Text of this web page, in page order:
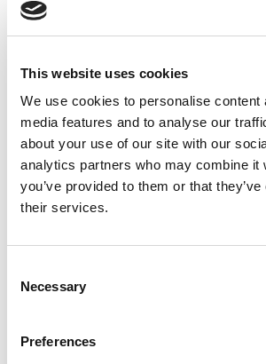
This website uses cookies
We use cookies to personalise
media features and to analyse our
about your use of our site with our
analytics partners who may combine it
you’ve provided to them or that
their services.
Selection
Necessary
Preferences
Forrammetræ 15x33x2700mm L308
Pr./Stk.
KR 59,00
Skarp pris